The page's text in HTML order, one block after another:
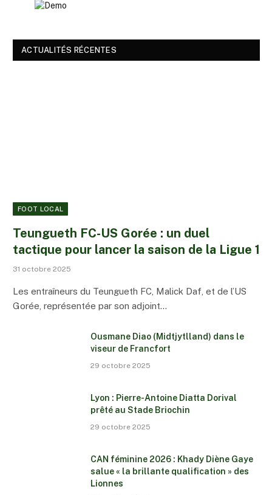
ACTUALITÉS RÉCENTES
FOOT LOCAL
Teungueth FC-US Gorée : un duel
tactique pour lancer la saison de la Ligue 1
31 octobre 2025
Les entraîneurs du Teungueth FC, Malick Daf, et de l’US
Gorée, représentée par son adjoint…
Ousmane Diao (Midtjytlland) dans le
viseur de Francfort
29 octobre 2025
Lyon : Pierre-Antoine Diatta Dorival
prêté au Stade Briochin
29 octobre 2025
CAN féminine 2026 : Khady Diène Gaye
salue « la brillante qualification » des
Lionnes